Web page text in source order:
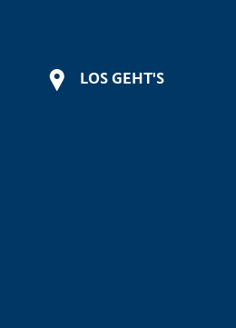
LOS GEHT'S